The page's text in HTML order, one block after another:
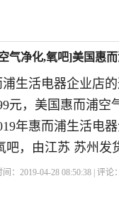
气净化,氧吧]美国惠
浦生活电器企业店
元，美国惠而浦空
年惠而浦生活电
吧，由江苏 苏州发
：2019-04-28 08:50:38 | 评论